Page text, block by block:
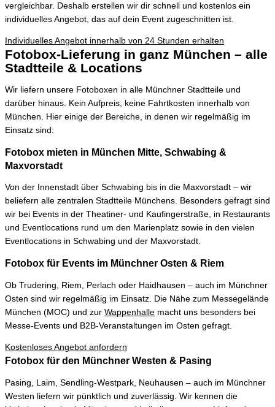
vergleichbar. Deshalb erstellen wir dir schnell und kostenlos ein
individuelles Angebot, das auf dein Event zugeschnitten ist.
Individuelles Angebot innerhalb von 24 Stunden erhalten
Fotobox-Lieferung in ganz München – alle
Stadtteile & Locations
Wir liefern unsere Fotoboxen in alle Münchner Stadtteile und
darüber hinaus. Kein Aufpreis, keine Fahrtkosten innerhalb von
München. Hier einige der Bereiche, in denen wir regelmäßig im
Einsatz sind:
Fotobox mieten in München Mitte, Schwabing &
Maxvorstadt
Von der Innenstadt über Schwabing bis in die Maxvorstadt – wir
beliefern alle zentralen Stadtteile Münchens. Besonders gefragt sind
wir bei Events in der Theatiner- und Kaufingerstraße, in Restaurants
und Eventlocations rund um den Marienplatz sowie in den vielen
Eventlocations in Schwabing und der Maxvorstadt.
Fotobox für Events im Münchner Osten & Riem
Ob Trudering, Riem, Perlach oder Haidhausen – auch im Münchner
Osten sind wir regelmäßig im Einsatz. Die Nähe zum Messegelände
München (MOC) und zur Wappenhalle macht uns besonders bei
Messe-Events und B2B-Veranstaltungen im Osten gefragt.
Kostenloses Angebot anfordern
Fotobox für den Münchner Westen & Pasing
Pasing, Laim, Sendling-Westpark, Neuhausen – auch im Münchner
Westen liefern wir pünktlich und zuverlässig. Wir kennen die